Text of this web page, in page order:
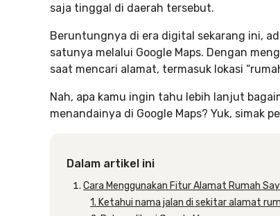
saja tinggal di daerah tersebut.
Beruntungnya di era digital sekarang ini,
satunya melalui Google Maps. Dengan
saat mencari alamat, termasuk lokasi
Nah, apa kamu ingin tahu lebih lanjut
menandainya di Google Maps? Yuk, simak
Dalam artikel ini
Cara Menggunakan Fitur Alamat Rumah
1. Ketahui nama jalan di sekitar alamat